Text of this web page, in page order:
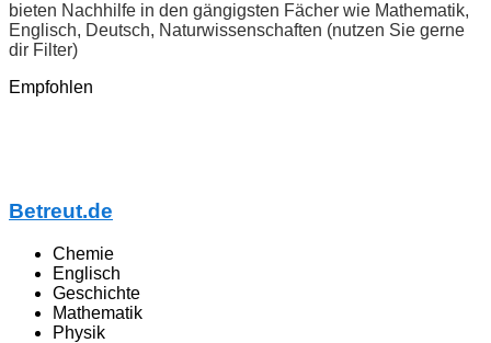
bieten Nachhilfe in den gängigsten Fächer wie Mathematik,
Englisch, Deutsch, Naturwissenschaften (nutzen Sie gerne
dir Filter)
Empfohlen
Betreut.de
Chemie
Englisch
Geschichte
Mathematik
Physik